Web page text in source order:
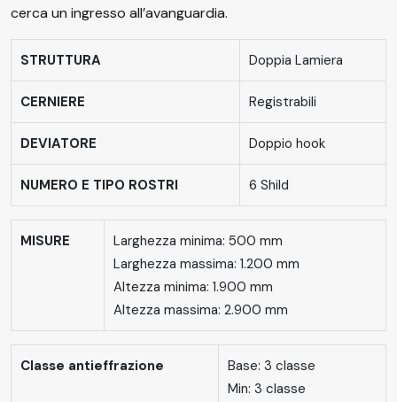
cerca un ingresso all’avanguardia.
STRUTTURA Doppia Lamiera
CERNIERE Registrabili
DEVIATORE Doppio hook
NUMERO E TIPO ROSTRI 6 Shild
MISURE
Larghezza minima: 500 mm
Larghezza massima: 1.200 mm
Altezza minima: 1.900 mm
Altezza massima: 2.900 mm
Classe antieffrazione
Base: 3 classe
Min: 3 classe